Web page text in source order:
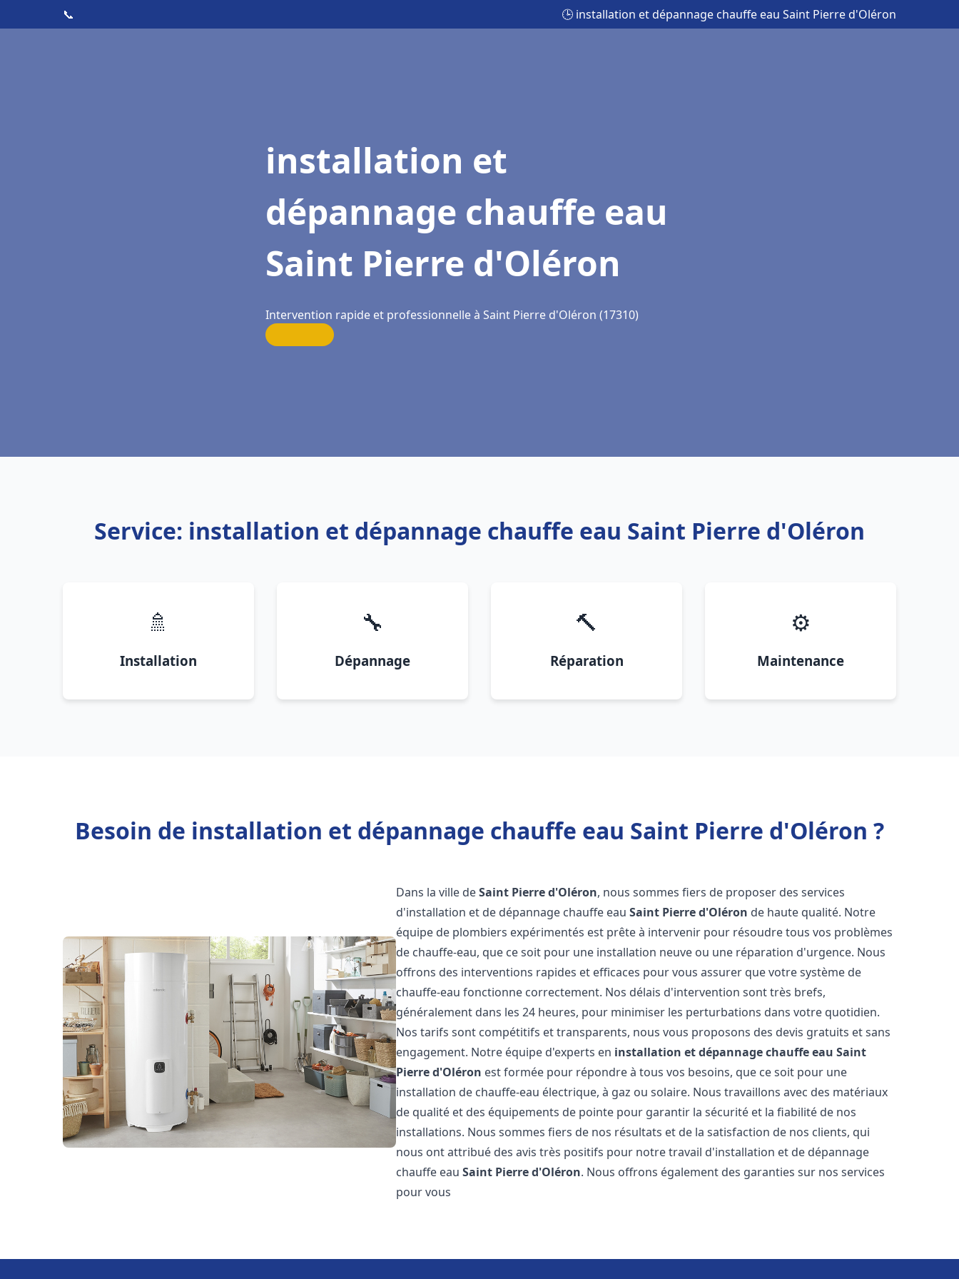
📞 🕒 installation et dépannage chauffe eau Saint Pierre d'Oléron
installation et
dépannage chauffe eau
Saint Pierre d'Oléron
Intervention rapide et professionnelle à Saint Pierre d'Oléron (17310)
Service: installation et dépannage chauffe eau Saint Pierre d'Oléron
🚿
Installation
🔧
Dépannage
🔨
Réparation
⚙️
Maintenance
Besoin de installation et dépannage chauffe eau Saint Pierre d'Oléron ?
Dans la ville deSaint Pierre d'Oléron, nous sommes fiers de proposer des services
d'installation et de dépannage chauffe eauSaint Pierre d'Oléron de haute qualité. Notre
équipe de plombiers expérimentés est prête à intervenir pour résoudre tous vos problèmes
de chauffe-eau, que ce soit pour une installation neuve ou une réparation d'urgence. Nous
offrons des interventions rapides et efficaces pour vous assurer que votre système de
chauffe-eau fonctionne correctement. Nos délais d'intervention sont très brefs,
généralement dans les 24 heures, pour minimiser les perturbations dans votre quotidien.
Nos tarifs sont compétitifs et transparents, nous vous proposons des devis gratuits et sans
engagement. Notre équipe d'experts en installation et dépannage chauffe eau Saint
Pierre d'Oléron est formée pour répondre à tous vos besoins, que ce soit pour une
installation de chauffe-eau électrique, à gaz ou solaire. Nous travaillons avec des matériaux
de qualité et des équipements de pointe pour garantir la sécurité et la fiabilité de nos
installations. Nous sommes fiers de nos résultats et de la satisfaction de nos clients, qui
nous ont attribué des avis très positifs pour notre travail d'installation et de dépannage
chauffe eauSaint Pierre d'Oléron. Nous offrons également des garanties sur nos services
pour vous